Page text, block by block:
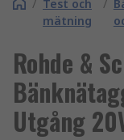
/ Test och
mätning
/
Rohde &
Utgång